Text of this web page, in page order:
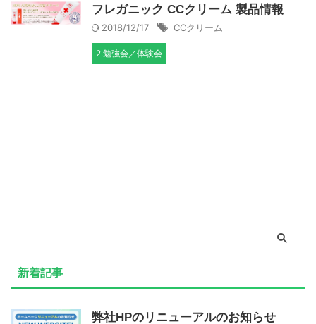
フレガニック CCクリーム 製品情報
2018/12/17 CCクリーム
2.勉強会／体験会
新着記事
弊社HPのリニューアルのお知らせ